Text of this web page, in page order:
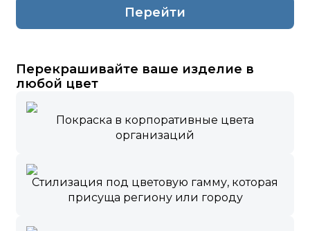
Перейти
Перекрашивайте ваше изделие в
любой цвет
Покраска в корпоративные цвета
организаций
Стилизация под цветовую гамму, которая
присуща региону или городу